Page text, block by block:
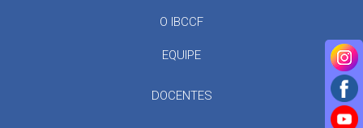
O IBCCF
EQUIPE
DOCENTES